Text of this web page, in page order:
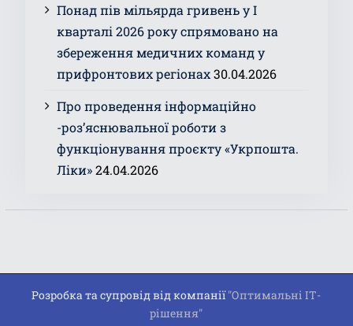
Понад пів мільярда гривень у І
кварталі 2026 року спрямовано на
збереження медичних команд у
прифронтових регіонах 30.04.2026
Про проведення інформаційно
-роз’яснювальної роботи з
функціонування проєкту «Укрпошта.
Ліки» 24.04.2026
Розробка та супровід від компанії"Оптимальні ІТ-
рішення"